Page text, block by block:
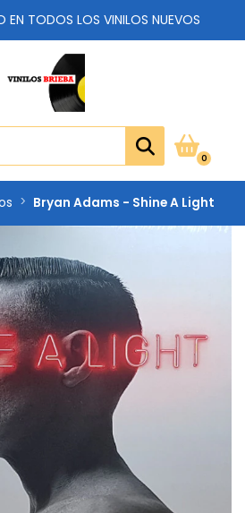
EN TODOS LOS VINILOS NUEVOS
0
Bryan Adams - Shine A Light